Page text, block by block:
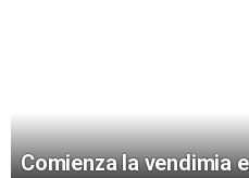
Comienza la vendimia